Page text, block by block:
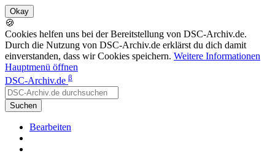
🍪
Cookies helfen uns bei der Bereitstellung von DSC-Archiv.de.
Durch die Nutzung von DSC-Archiv.de erklärst du dich damit
einverstanden, dass wir Cookies speichern. Weitere Informationen
Hauptmenü öffnen
DSC-Archiv.de β
Suchen
Bearbeiten